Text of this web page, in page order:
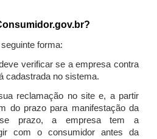
forma:
verificar se a empresa contra
cadastrada no sistema.
reclamação no site e, a partir
do prazo para manifestação da
prazo, a empresa tem a
com o consumidor antes da